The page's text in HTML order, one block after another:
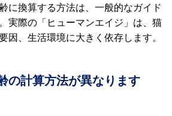
に換算する方法は、一般的なガイド
実際の「ヒューマンエイジ」は、猫
因、生活環境に大きく依存します。
の計算方法が異なります